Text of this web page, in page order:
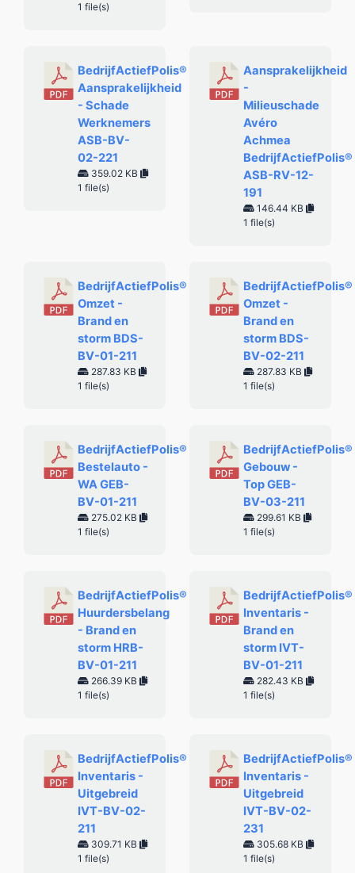
1 file(s)
BedrijfActiefPolis®
Aansprakelijkheid
- Schade
Werknemers
ASB-BV-
02-221
359.02 KB
1 file(s)
Aansprakelijkheid
-
Milieuschade
Avéro
Achmea
BedrijfActiefPolis®
ASB-RV-12-
191
146.44 KB
1 file(s)
BedrijfActiefPolis®
Omzet -
Brand en
storm BDS-
BV-01-211
287.83 KB
1 file(s)
BedrijfActiefPolis®
Omzet -
Brand en
storm BDS-
BV-02-211
287.83 KB
1 file(s)
BedrijfActiefPolis®
Bestelauto -
WA GEB-
BV-01-211
275.02 KB
1 file(s)
BedrijfActiefPolis®
Gebouw -
Top GEB-
BV-03-211
299.61 KB
1 file(s)
BedrijfActiefPolis®
Huurdersbelang
- Brand en
storm HRB-
BV-01-211
266.39 KB
1 file(s)
BedrijfActiefPolis®
Inventaris -
Brand en
storm IVT-
BV-01-211
282.43 KB
1 file(s)
BedrijfActiefPolis®
Inventaris -
Uitgebreid
IVT-BV-02-
211
309.71 KB
1 file(s)
BedrijfActiefPolis®
Inventaris -
Uitgebreid
IVT-BV-02-
231
305.68 KB
1 file(s)